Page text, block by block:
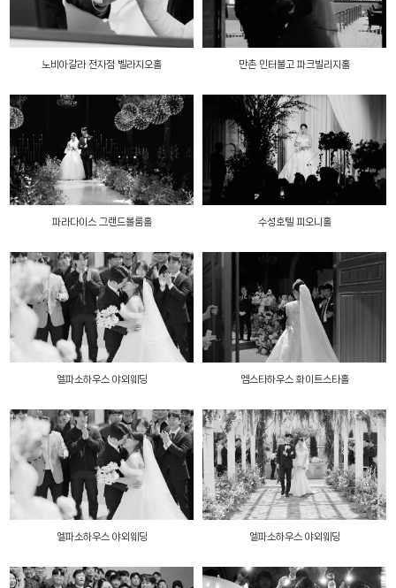
노비아갈라 전자점 벨라지오홀 만촌 인터불고 파크빌리지홀
파라다이스 그랜드볼룸홀 수성호텔 피오니홀
엘파소하우스 야외웨딩 엠스타하우스 화이트스타홀
엘파소하우스 야외웨딩 엘파소하우스 야외웨딩